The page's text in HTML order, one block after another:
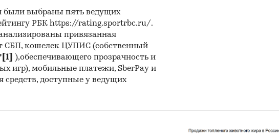
были выбраны пять ведущих
РБК https://rating.sportrbc.ru/.
привязанная
СБП, кошелек ЦУПИС (собственный
[1]
),обеспечивающего прозрачность и
игр), мобильные платежи, SberPay и
средств, доступные у ведущих